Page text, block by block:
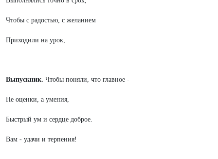
Чтобы с радостью, с желанием
Приходили на урок,
Выпускник. Чтобы поняли, что главное -
Не оценки, а умения,
Быстрый ум и сердце доброе.
Вам - удачи и терпения!